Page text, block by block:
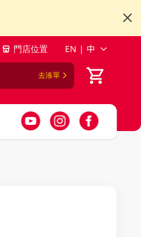
門店位置 EN | 中
去湊單